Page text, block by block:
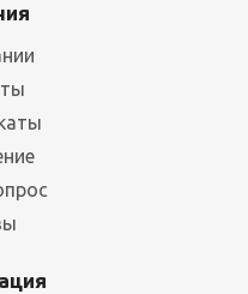
настил